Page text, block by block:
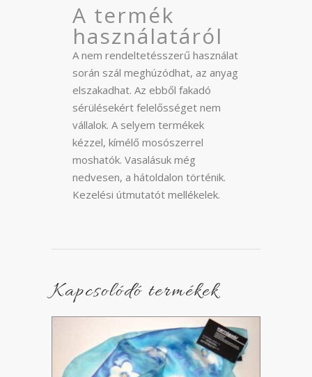
A termék
használatáról
A nem rendeltetésszerű használat
során szál meghúzódhat, az anyag
elszakadhat. Az ebből fakadó
sérülésekért felelősséget nem
vállalok. A selyem termékek
kézzel, kímélő mosószerrel
moshatók. Vasalásuk még
nedvesen, a hátoldalon történik.
Kezelési útmutatót mellékelek.
Kapcsolódó termékek